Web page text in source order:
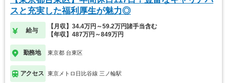
スと充実した福利厚生が魅力◎
給与
【月収】34.4万円～59.2万円諸手当含む
【年収】487万円～849万円
勤務地 東京都 台東区
アクセス 東京メトロ日比谷線 三ノ輪駅